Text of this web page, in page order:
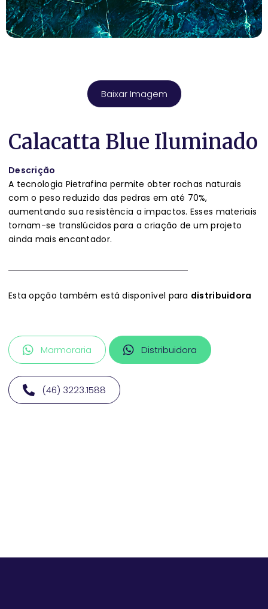
Baixar Imagem
Calacatta Blue Iluminado
Descrição
A tecnologia Pietrafina permite obter rochas naturais
com o peso reduzido das pedras em até 70%,
aumentando sua resistência a impactos. Esses materiais
tornam-se translúcidos para a criação de um projeto
ainda mais encantador.
Esta opção também está disponível para distribuidora
Marmoraria Distribuidora
(46) 3223.1588